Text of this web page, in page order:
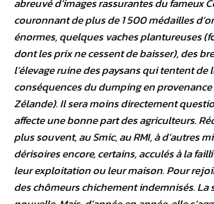
abreuvé d’images rassurantes du fameux
couronnant de plus de 1 500 médailles
énormes, quelques vaches plantureuses
dont les prix ne cessent de baisser), des
l’élevage ruine des paysans qui tentent de
conséquences du dumping en
Zélande). Il sera moins directement
affecte une bonne part des agriculteurs.
plus souvent, au Smic, au RMI, à d’autres
dérisoires encore, certains, acculés à la
leur exploitation ou leur maison. Pour
des chômeurs chichement indemnisés. La